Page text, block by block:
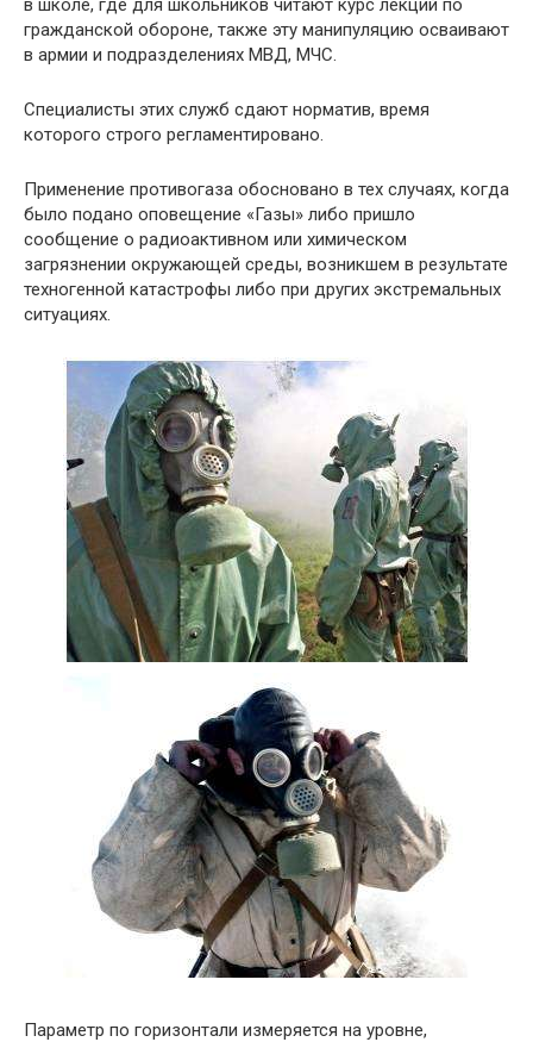
гражданской обороне, также эту манипуляцию осваивают
в армии и подразделениях МВД, МЧС.
Специалисты этих служб сдают норматив, время
которого строго регламентировано.
Применение противогаза обосновано в тех случаях, когда
было подано оповещение «Газы» либо пришло
сообщение о радиоактивном или химическом
загрязнении окружающей среды, возникшем в результате
техногенной катастрофы либо при других экстремальных
ситуациях.
Параметр по горизонтали измеряется на уровне,